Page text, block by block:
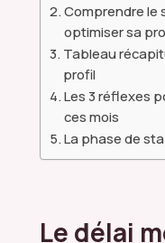
Comprendre le
optimiser sa
Tableau
profil
Les 3 réflexes
ces mois
La phase de
Le délai